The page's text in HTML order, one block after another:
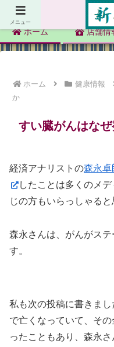
ホーム 店舗情
ホーム 健康情報
か
すい臓がんはな
経済アナリストの森永卓
したことは多くのメ
じの方もいらっしゃると
森永さんは、がんがス
す。
私も次の投稿に書きま
で亡くなっていて、そ
ったこともあり、森永
メニュー